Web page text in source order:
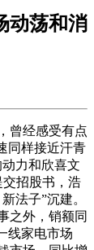
动荡和消
曾经感受有点
同样接近汗青
力和欣喜文
招股书，浩
法子”沉建。
之外，销额同
线家电市场